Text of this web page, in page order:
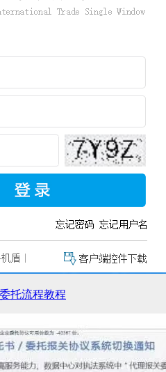
托流程教程